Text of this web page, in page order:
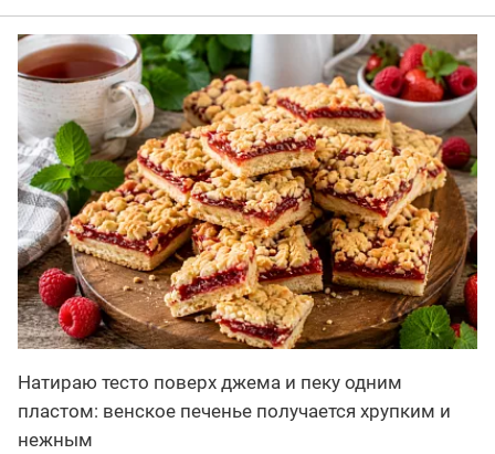
Натираю тесто поверх джема и пеку одним
пластом: венское печенье получается хрупким и
нежным